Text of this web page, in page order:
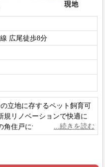
広尾徒歩8分
立地に存するペット飼育可
規リノベーションで快適に
角住戸につき陽当たり良好